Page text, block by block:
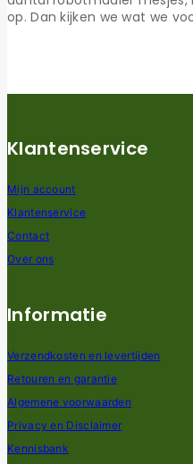
op. Dan kijken we wat we
Klantenservice
Mijn account
Klantenservice
Contact
Over ons
Informatie
Verzendkosten en levertijden
Retouren en garantie
Algemene voorwaarden
Privacy en Disclaimer
Kennisbank